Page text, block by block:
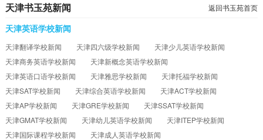
天津书玉苑新闻 返回书玉苑首页
天津英语学校新闻
天津翻译学校新闻 天津四六级学校新闻
天津少儿英语学校新闻
天津商务英语学校新闻
天津新概念英语学校新闻
天津英语口语学校新闻
天津雅思学校新闻
天津托福学校新闻
天津SAT学校新闻
天津综合英语学校新闻
天津ACT学校新闻
天津AP学校新闻
天津GRE学校新闻
天津SSAT学校新闻
天津GMAT学校新闻
天津幼儿英语学校新闻
天津ITEP学校新闻
天津国际课程学校新闻
天津成人英语学校新闻